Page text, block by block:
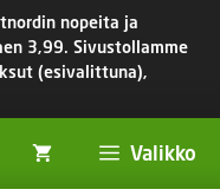
nopeita ja
3,99. Sivustollamme
(esivalittuna),
Valikko